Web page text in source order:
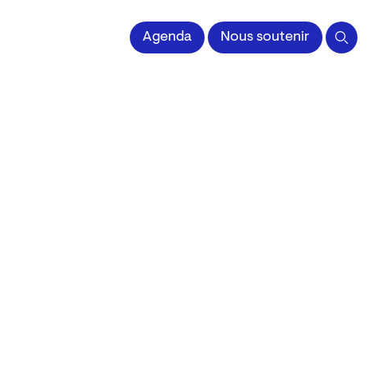
l'Image impriméeAgenda Nous soutenir